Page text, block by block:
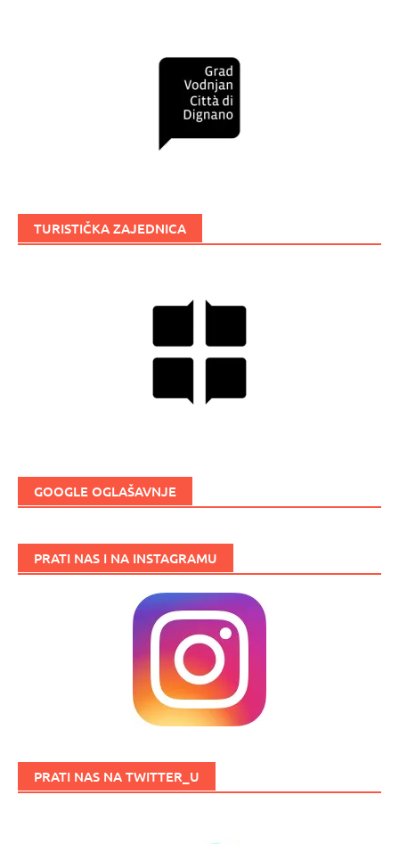
TURISTIČKA ZAJEDNICA
GOOGLE OGLAŠAVNJE
PRATI NAS I NA INSTAGRAMU
PRATI NAS NA TWITTER_U